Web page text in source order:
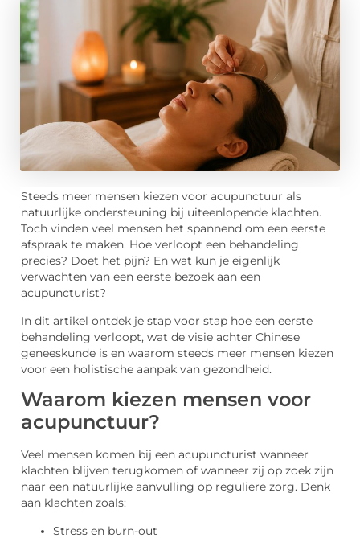
Steeds meer mensen kiezen voor acupunctuur als
natuurlijke ondersteuning bij uiteenlopende klachten.
Toch vinden veel mensen het spannend om een eerste
afspraak te maken. Hoe verloopt een behandeling
precies? Doet het pijn? En wat kun je eigenlijk
verwachten van een eerste bezoek aan een
acupuncturist?
In dit artikel ontdek je stap voor stap hoe een eerste
behandeling verloopt, wat de visie achter Chinese
geneeskunde is en waarom steeds meer mensen kiezen
voor een holistische aanpak van gezondheid.
Waarom kiezen mensen voor
acupunctuur?
Veel mensen komen bij een acupuncturist wanneer
klachten blijven terugkomen of wanneer zij op zoek zijn
naar een natuurlijke aanvulling op reguliere zorg. Denk
aan klachten zoals:
Stress en burn-out